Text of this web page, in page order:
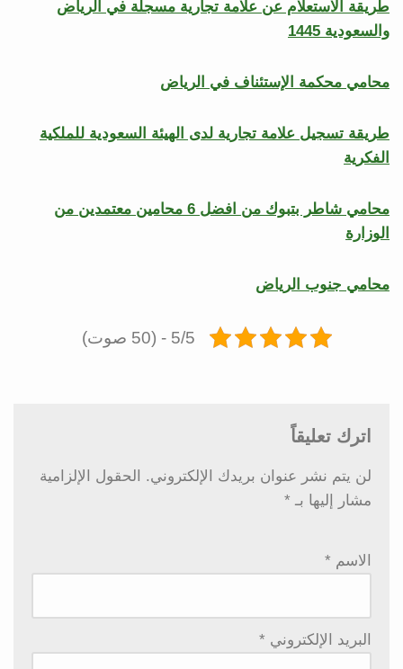
طريقة الاستعلام عن علامة تجارية مسجلة في الرياض
والسعودية 1445
محامي محكمة الإستئناف في الرياض
طريقة تسجيل علامة تجارية لدى الهيئة السعودية للملكية
الفكرية
محامي شاطر بتبوك من افضل 6 محامين معتمدين من
الوزارة
محامي جنوب الرياض
5/5 - (50 صوت)
اترك تعليقاً
لن يتم نشر عنوان بريدك الإلكتروني.
الحقول الإلزامية
مشار إليها بـ *
الاسم *
البريد الإلكتروني *